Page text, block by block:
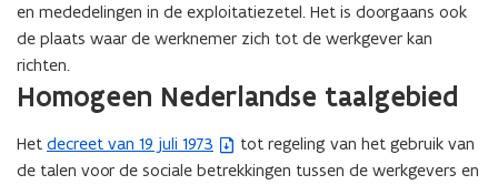
en mededelingen in de exploitatiezetel. Het is doorgaans ook
de plaats waar de werknemer zich tot de werkgever kan
richten.
Homogeen Nederlandse taalgebied
Het decreet van 19 juli 1973
(
b
tot regeling van het gebruik van
de talen voor de sociale betrekkingen tussen de werkgevers en